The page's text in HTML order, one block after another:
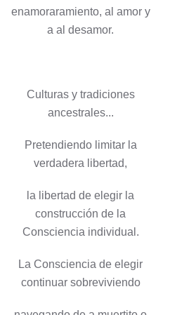
enamoraramiento, al amor y
a al desamor.
Culturas y tradiciones
ancestrales...
Pretendiendo limitar la
verdadera libertad,
la libertad de elegir la
construcción de la
Consciencia individual.
La Consciencia de elegir
continuar sobreviviendo